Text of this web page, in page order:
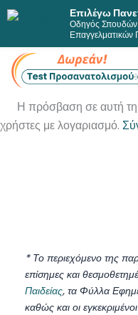
στο
περιεχόμενο
Η πρόσβαση σε αυτή τη
χρήστες με λογαριασμό.
* Το περιεχόμενο της
επίσημες και
Παιδείας, τα Φύλλα
καθώς και οι
Επιλέγω
Οδηγός
Επαγγελματικών